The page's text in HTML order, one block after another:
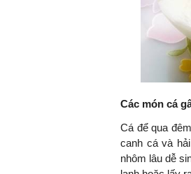
Các món cá
Cá để qua
canh cá và
nhôm lâu dễ